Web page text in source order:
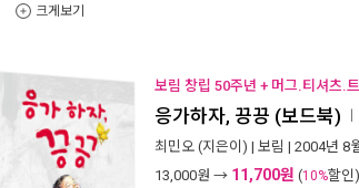
크게보기
보림 창립 50주년 + 머그.티셔츠.
응가하자, 끙끙 (보드북)
최민오 (지은이) | 보림 | 2004년 8
13,000원 → 11,700원 (10%할인